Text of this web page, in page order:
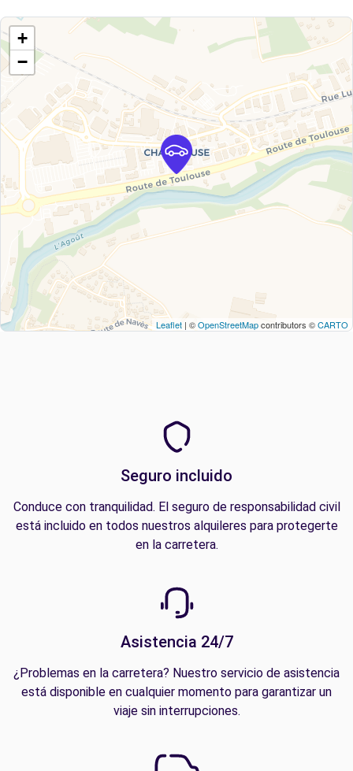
+
−
Leaflet | ©OpenStreetMapcontributors ©CARTO
Seguro incluido
Conduce con tranquilidad. El seguro de responsabilidad civil
está incluido en todos nuestros alquileres para protegerte
en la carretera.
Asistencia 24/7
¿Problemas en la carretera? Nuestro servicio de asistencia
está disponible en cualquier momento para garantizar un
viaje sin interrupciones.